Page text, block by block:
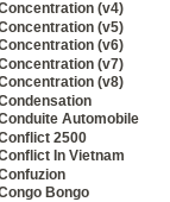
(v4)
(v5)
(v6)
(v7)
(v8)
Automobile
2500
In Vietnam
Bongo